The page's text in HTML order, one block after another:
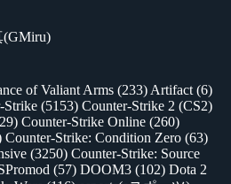
of Valiant Arms (233) Artifact (6)
Strike (5153) Counter-Strike 2 (CS2)
Counter-Strike Online (260)
Counter-Strike: Condition Zero (63)
(3250) Counter-Strike: Source
(57) DOOM3 (102) Dota 2